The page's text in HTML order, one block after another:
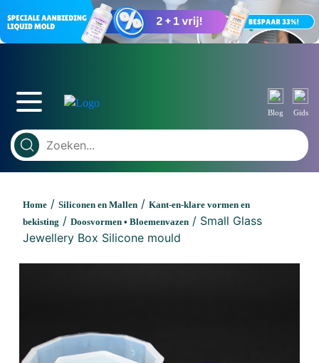
Blog Gids
Home / Siliconen en Mallen / Kant-en-klare vormen en
bekisting / Doosvormen • Bloemenvazen / Small Glass
Jewellery Box Silicone mould